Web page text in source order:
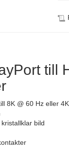
till
8K @ 60 Hz eller
bild